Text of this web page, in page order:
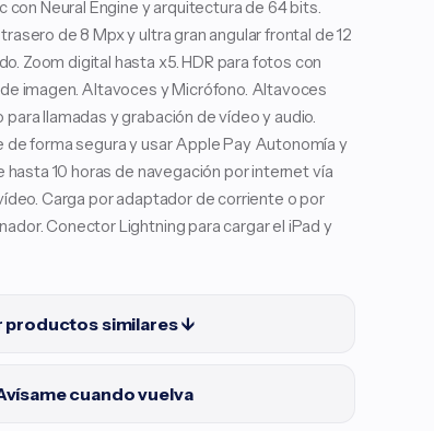
con Neural Engine y arquitectura de 64 bits.
de 8 Mpx y ultra gran angular frontal de 12
Zoom digital hasta x5. HDR para fotos con
imagen. Altavoces y Micrófono. Altavoces
llamadas y grabación de vídeo y audio.
de forma segura y usar Apple Pay Autonomía y
hasta 10 horas de navegación por internet vía
Carga por adaptador de corriente o por
Conector Lightning para cargar el iPad y
productos similares ↓
cuando vuelva